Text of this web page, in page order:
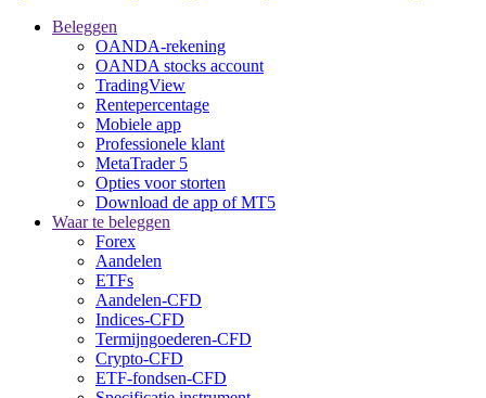
Beleggen
OANDA-rekening
OANDA stocks account
TradingView
Rentepercentage
Mobiele app
Professionele klant
MetaTrader 5
Opties voor storten
Download de app of MT5
Waar te beleggen
Forex
Aandelen
ETFs
Aandelen-CFD
Indices-CFD
Termijngoederen-CFD
Crypto-CFD
ETF-fondsen-CFD